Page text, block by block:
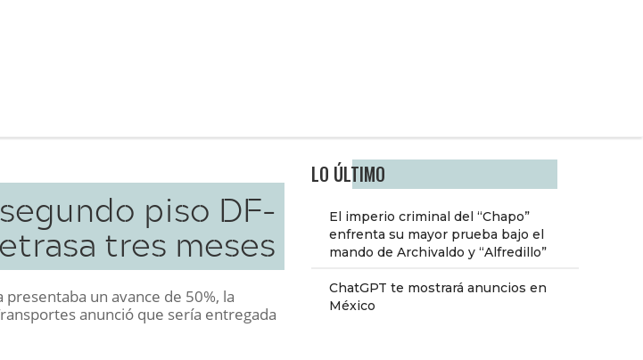
LO ÚLTIMO
El imperio criminal del “Chapo”
enfrenta su mayor prueba bajo el
mando de Archivaldo y “Alfredillo”
ChatGPT te mostrará anuncios en
México
piso DF-
tres meses
un avance de 50%, la
anunció que sería entregada